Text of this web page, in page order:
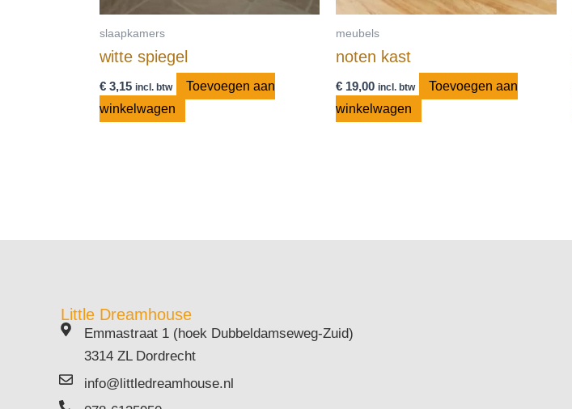
slaapkamers
witte spiegel
€ 3,15 incl. btw
Toevoegen aan
winkelwagen
meubels
noten kast
€ 19,00 incl. btw
Toevoegen aan
winkelwagen
Little Dreamhouse
Emmastraat 1 (hoek Dubbeldamseweg-Zuid)
3314 ZL Dordrecht
info@littledreamhouse.nl